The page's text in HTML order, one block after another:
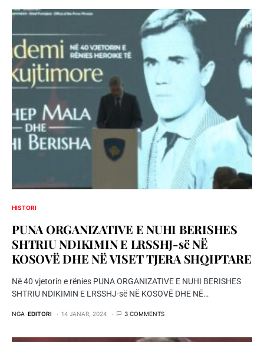
HISTORI
PUNA ORGANIZATIVE E NUHI BERISHES
SHTRIU NDIKIMIN E LRSSHJ-së NË
KOSOVË DHE NË VISET TJERA SHQIPTARE
Në 40 vjetorin e rënies PUNA ORGANIZATIVE E NUHI BERISHES
SHTRIU NDIKIMIN E LRSSHJ-së NË KOSOVË DHE NË…
NGA EDITORI 14 JANAR, 2024 3 COMMENTS